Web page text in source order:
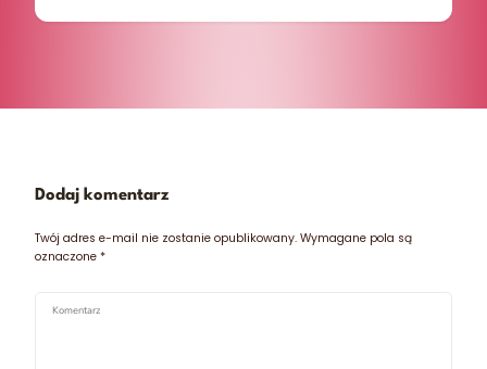
Dodaj komentarz
Twój adres e-mail nie zostanie opublikowany. Wymagane pola są
oznaczone *